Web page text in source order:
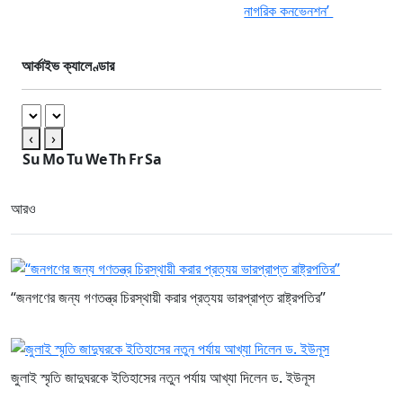
আর্কাইভ ক্যালেণ্ডার
‹
›
SuMoTuWeThFrSa
আরও
“জনগণের জন্য গণতন্ত্র চিরস্থায়ী করার প্রত্যয় ভারপ্রাপ্ত রাষ্ট্রপতির”
জুলাই স্মৃতি জাদুঘরকে ইতিহাসের নতুন পর্যায় আখ্যা দিলেন ড. ইউনূস